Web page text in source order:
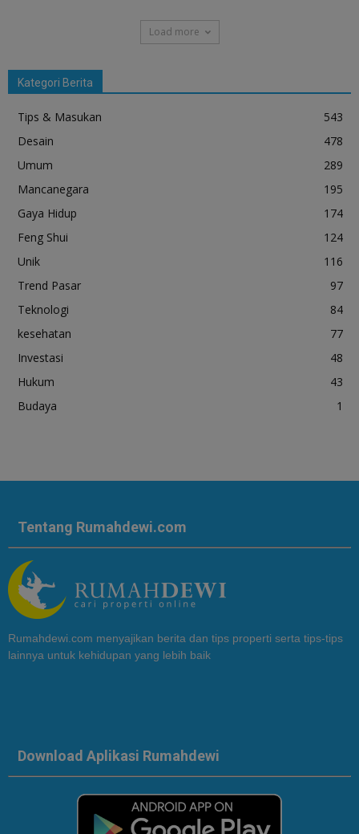
Load more
Kategori Berita
Tips & Masukan
543
Desain
478
Umum
289
Mancanegara
195
Gaya Hidup
174
Feng Shui
124
Unik
116
Trend Pasar
97
Teknologi
84
kesehatan
77
Investasi
48
Hukum
43
Budaya
1
Tentang Rumahdewi.com
Rumahdewi.com menyajikan berita dan tips properti serta tips-tips
lainnya untuk kehidupan yang lebih baik
Download Aplikasi Rumahdewi